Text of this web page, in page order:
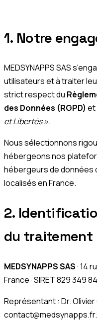
1. Notre
MEDSYNAPPS SAS
utilisateurs et à traiter
strict respect du
des Données (RGPD) et
et Libertés ».
Nous sélectionnons
hébergeons nos
hébergeurs de données
localisés en France.
2.
du traitement
MEDSYNAPPS SAS· 14
France · SIRET 829 349
Représentant : Dr.
contact@medsynapps.fr.